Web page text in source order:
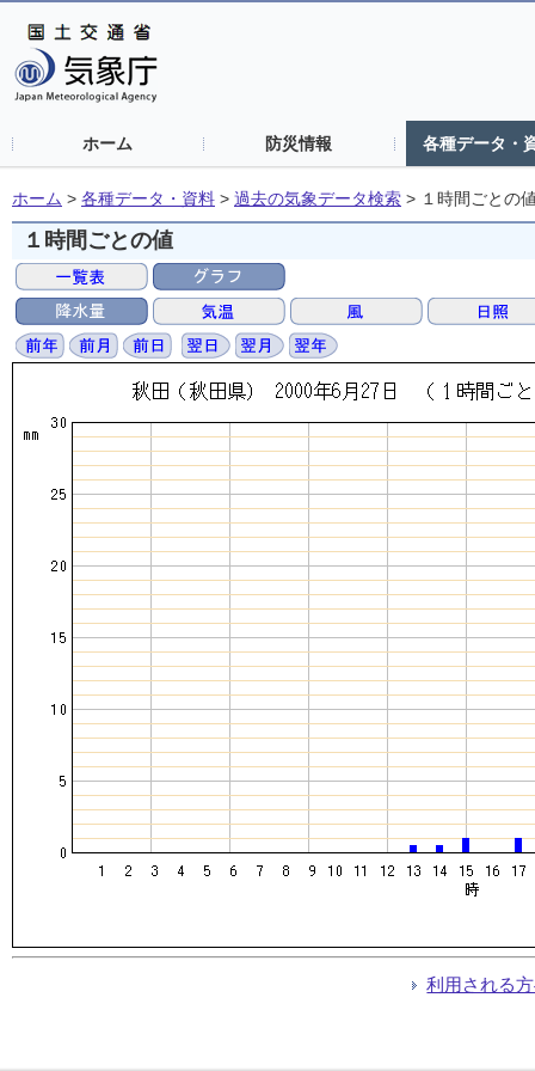
ホーム 防災情報 各種データ・
ホーム > 各種データ・資料 > 過去の気象データ検索 > １時間ごとの
１時間ごとの値
利用される